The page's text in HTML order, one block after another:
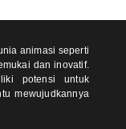
animasi seperti
dan inovatif.
potensi untuk
mewujudkannya